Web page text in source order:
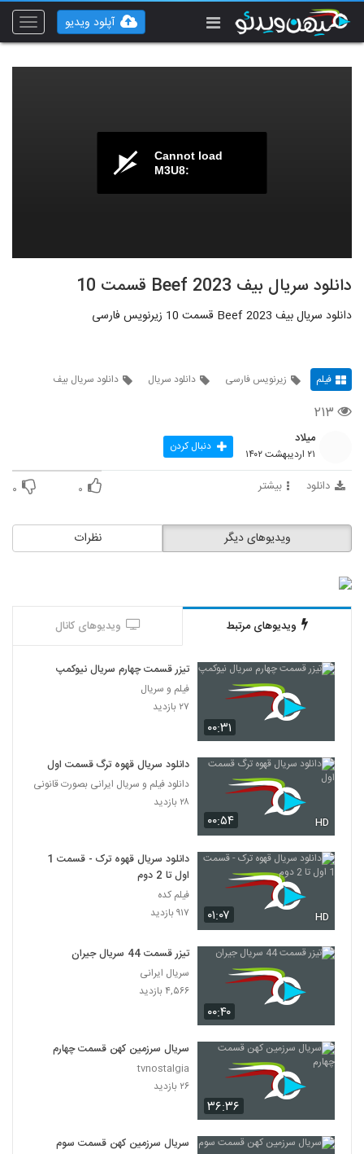
Toggle
آپلود ویدیو
Cannot load
M3U8:
دانلود سریال بیف Beef 2023 قسمت 10
دانلود سریال بیف Beef 2023 قسمت 10 زیرنویس فارسی
فیلم زیرنویس فارسی دانلود سریال دانلود سریال بیف
۲۱۳
میلاد
۲۱ اردیبهشت ۱۴۰۲ دنبال کردن
دانلود بیشتر ۰ ۰
نظرات ویدیوهای دیگر
ویدیوهای مرتبط ویدیوهای کانال
۰۰:۳۱
تیزر قسمت چهارم سریال نیوکمپ
فیلم و سریال
۲۷ بازدید
۰۰:۵۴ HD
دانلود سریال قهوه ترگ قسمت اول
دانلود فیلم و سریال ایرانی بصورت قانونی
۲۸ بازدید
۰۱:۰۷ HD
دانلود سریال قهوه ترک - قسمت 1
اول تا 2 دوم
فیلم کده
۹۱۷ بازدید
۰۰:۴۰
تیزر قسمت 44 سریال جیران
سریال ایرانی
۴,۵۶۶ بازدید
۳۶:۳۶
سریال سرزمین کهن قسمت چهارم
tvnostalgia
۲۶ بازدید
سریال سرزمین کهن قسمت سوم